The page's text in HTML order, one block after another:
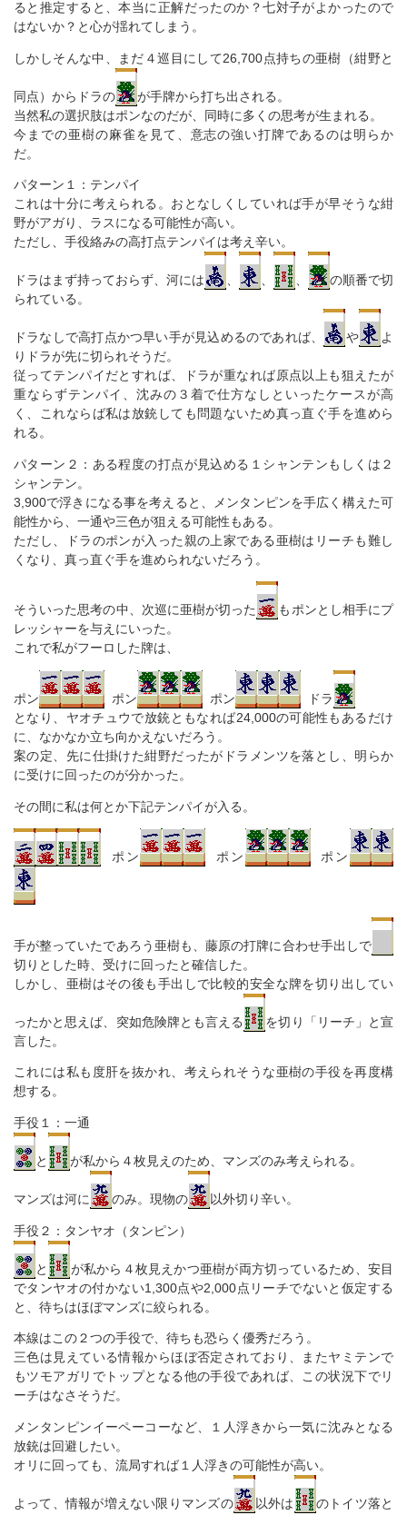
ると推定すると、本当に正解だったのか？七対子がよかったので
はないか？と心が揺れてしまう。
しかしそんな中、まだ４巡目にして26,700点持ちの亜樹（紺野と
同点）からドラの
が手牌から打ち出される。
当然私の選択肢はポンなのだが、同時に多くの思考が生まれる。
今までの亜樹の麻雀を見て、意志の強い打牌であるのは明らか
だ。
パターン１：テンパイ
これは十分に考えられる。おとなしくしていれば手が早そうな紺
野がアガり、ラスになる可能性が高い。
ただし、手役絡みの高打点テンパイは考え辛い。
ドラはまず持っておらず、河には 、 、 、
の順番で切
られている。
ドラなしで高打点かつ早い手が見込めるのであれば、 や
よ
りドラが先に切られそうだ。
従ってテンパイだとすれば、ドラが重なれば原点以上も狙えたが
重ならずテンパイ、沈みの３着で仕方なしといったケースが高
く、これならば私は放銃しても問題ないため真っ直ぐ手を進めら
れる。
パターン２：ある程度の打点が見込める１シャンテンもしくは２
シャンテン。
3,900で浮きになる事を考えると、メンタンピンを手広く構えた可
能性から、一通や三色が狙える可能性もある。
ただし、ドラのポンが入った親の上家である亜樹はリーチも難し
くなり、真っ直ぐ手を進められないだろう。
そういった思考の中、次巡に亜樹が切った
もポンとし相手にプ
レッシャーを与えにいった。
これで私がフーロした牌は、
ポン ポン ポン
ドラ
となり、ヤオチュウで放銃ともなれば24,000の可能性もあるだけ
に、なかなか立ち向かえないだろう。
案の定、先に仕掛けた紺野だったがドラメンツを落とし、明らか
に受けに回ったのが分かった。
その間に私は何とか下記テンパイが入る。
ポン ポン ポン
手が整っていたであろう亜樹も、藤原の打牌に合わせ手出しで
切りとした時、受けに回ったと確信した。
しかし、亜樹はその後も手出しで比較的安全な牌を切り出してい
ったかと思えば、突如危険牌とも言える
を切り「リーチ」と宣
言した。
これには私も度肝を抜かれ、考えられそうな亜樹の手役を再度構
想する。
手役１：一通
と が私から４枚見えのため、マンズのみ考えられる。
マンズは河に のみ。現物の 以外切り辛い。
手役２：タンヤオ（タンピン）
と
が私から４枚見えかつ亜樹が両方切っているため、安目
でタンヤオの付かない1,300点や2,000点リーチでないと仮定する
と、待ちはほぼマンズに絞られる。
本線はこの２つの手役で、待ちも恐らく優秀だろう。
三色は見えている情報からほぼ否定されており、またヤミテンで
もツモアガリでトップとなる他の手役であれば、この状況下でリ
ーチはなさそうだ。
メンタンピンイーペーコーなど、１人浮きから一気に沈みとなる
放銃は回避したい。
オリに回っても、流局すれば１人浮きの可能性が高い。
よって、情報が増えない限りマンズの 以外は のトイツ落と